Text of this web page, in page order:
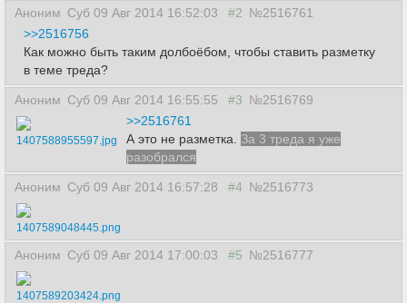
Аноним Суб 09 Авг 2014 16:52:03 #2 №2516761
>>2516756
Как можно быть таким долбоёбом, чтобы ставить разметку
в теме треда?
Аноним Суб 09 Авг 2014 16:55:55 #3 №2516769
1407588955597.jpg
>>2516761
А это не разметка. За 3 треда я уже
разобрался
Аноним Суб 09 Авг 2014 16:57:28 #4 №2516773
1407589048445.png
Аноним Суб 09 Авг 2014 17:00:03 #5 №2516777
1407589203424.png